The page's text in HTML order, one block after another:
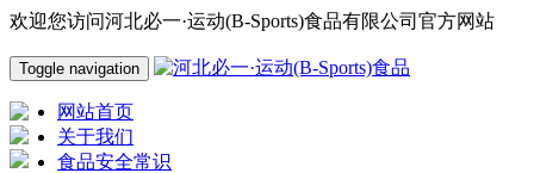
欢迎您访问河北必一·运动(B-Sports)食品有限公司官方网站
Toggle navigation
网站首页
关于我们
食品安全常识